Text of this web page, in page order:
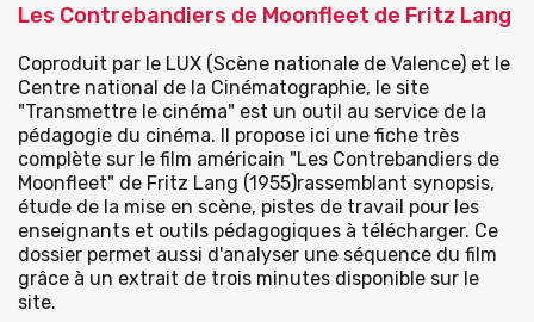
Les Contrebandiers de Moonfleet de Fritz Lang
Coproduit par le LUX (Scène nationale de Valence) et le
Centre national de la Cinématographie, le site
"Transmettre le cinéma" est un outil au service de la
pédagogie du cinéma. Il propose ici une fiche très
complète sur le film américain "Les Contrebandiers de
Moonfleet" de Fritz Lang (1955)rassemblant synopsis,
étude de la mise en scène, pistes de travail pour les
enseignants et outils pédagogiques à télécharger. Ce
dossier permet aussi d'analyser une séquence du film
grâce à un extrait de trois minutes disponible sur le
site.